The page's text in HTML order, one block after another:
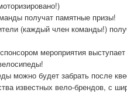
получат памятные призы!
(каждый член команды!)
мероприятия
можно будет забрать после
известных вело-брендов, с